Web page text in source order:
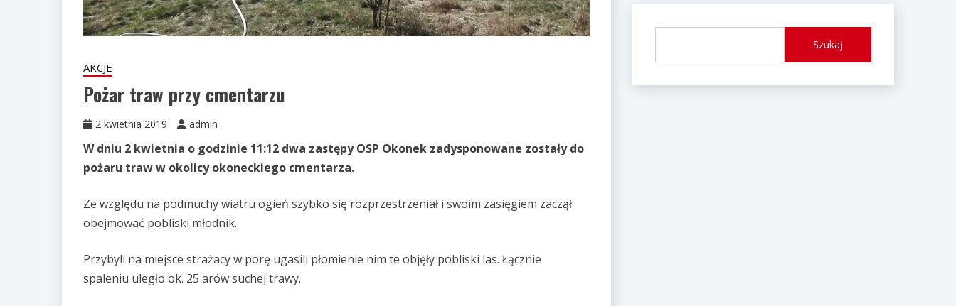
AKCJE
Pożar traw przy cmentarzu
2 kwietnia 2019 admin
W dniu 2 kwietnia o godzinie 11:12 dwa zastępy OSP Okonek zadysponowane zostały do
pożaru traw w okolicy okoneckiego cmentarza.
Ze względu na podmuchy wiatru ogień szybko się rozprzestrzeniał i swoim zasięgiem zaczął
obejmować pobliski młodnik.
Przybyli na miejsce strażacy w porę ugasili płomienie nim te objęły pobliski las. Łącznie
spaleniu uległo ok. 25 arów suchej trawy.
Szukaj